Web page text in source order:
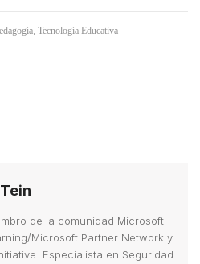
, Tecnología Educativa
de la comunidad Microsoft
Microsoft Partner Network y
Especialista en Seguridad